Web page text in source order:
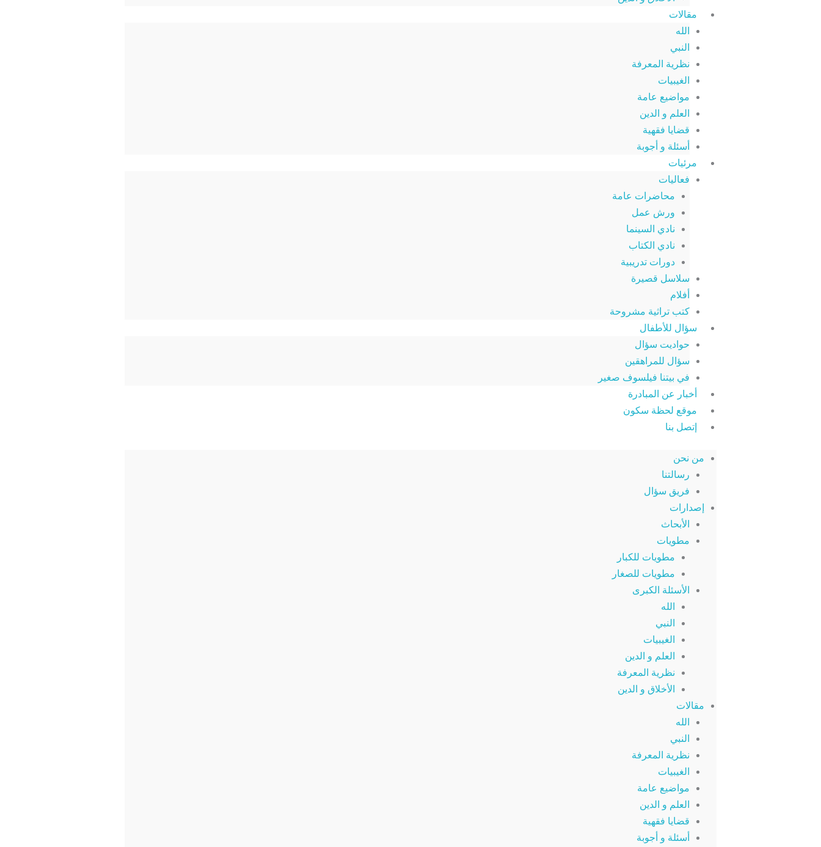
مقالات
الله
النبي
نظرية المعرفة
الغيبيات
مواضيع عامة
العلم و الدين
قضايا فقهية
أسئلة و أجوبة
مرئيات
فعاليات
محاضرات عامة
ورش عمل
نادي السينما
نادي الكتاب
دورات تدريبية
سلاسل قصيرة
أفلام
كتب تراثية مشروحة
سؤال للأطفال
حواديت سؤال
سؤال للمراهقين
في بيتنا فيلسوف صغير
أخبار عن المبادرة
موقع لحظة سكون
إتصل بنا
من نحن
رسالتنا
فريق سؤال
إصدارات
الأبحاث
مطويات
مطويات للكبار
مطويات للصغار
الأسئلة الكبرى
الله
النبي
الغيبيات
العلم و الدين
نظرية المعرفة
الأخلاق و الدين
مقالات
الله
النبي
نظرية المعرفة
الغيبيات
مواضيع عامة
العلم و الدين
قضايا فقهية
أسئلة و أجوبة